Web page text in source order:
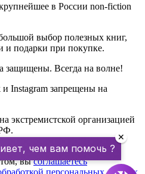
в России non-fiction
выбор полезных книг,
и подарки при покупке.
защищены. Всегда на волне!
Instagram запрещены на
экстремистской организацией
работы сайта.
высоглашаетесь
персональных данных
чем вам помочь ?
✕